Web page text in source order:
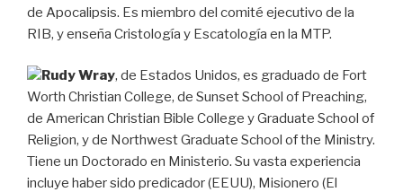
de Apocalipsis. Es miembro del comité ejecutivo de la
RIB, y enseña Cristología y Escatología en la MTP.
Rudy Wray, de Estados Unidos, es graduado de Fort
Worth Christian College, de Sunset School of Preaching,
de American Christian Bible College y Graduate School of
Religion, y de Northwest Graduate School of the Ministry.
Tiene un Doctorado en Ministerio. Su vasta experiencia
incluye haber sido predicador (EEUU), Misionero (El